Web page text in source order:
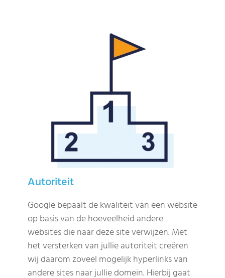
Autoriteit
Google bepaalt de kwaliteit van een website
op basis van de hoeveelheid andere
websites die naar deze site verwijzen. Met
het versterken van jullie autoriteit creëren
wij daarom zoveel mogelijk hyperlinks van
andere sites naar jullie domein. Hierbij gaat